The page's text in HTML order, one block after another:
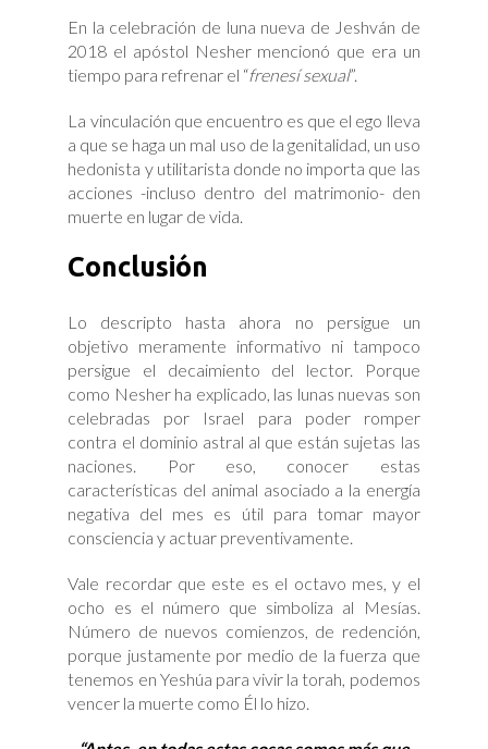
En la celebración de luna nueva de Jeshván de
2018 el apóstol Nesher mencionó que era un
tiempo para refrenar el “frenesí sexual”.
La vinculación que encuentro es que el ego lleva
a que se haga un mal uso de la genitalidad, un uso
hedonista y utilitarista donde no importa que las
acciones -incluso dentro del matrimonio- den
muerte en lugar de vida.
Conclusión
Lo descripto hasta ahora no persigue un
objetivo meramente informativo ni tampoco
persigue el decaimiento del lector. Porque
como Nesher ha explicado, las lunas nuevas son
celebradas por Israel para poder romper
contra el dominio astral al que están sujetas las
naciones. Por eso, conocer estas
características del animal asociado a la energía
negativa del mes es útil para tomar mayor
consciencia y actuar preventivamente.
Vale recordar que este es el octavo mes, y el
ocho es el número que simboliza al Mesías.
Número de nuevos comienzos, de redención,
porque justamente por medio de la fuerza que
tenemos en Yeshúa para vivir la torah, podemos
vencer la muerte como Él lo hizo.